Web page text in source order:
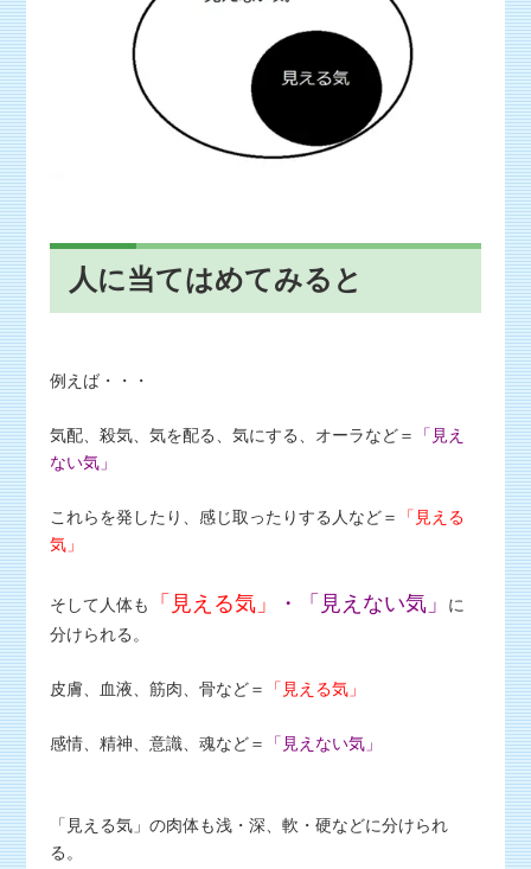
人に当てはめてみると
例えば・・・
気配、殺気、気を配る、気にする、オーラなど＝
「見え
ない気」
これらを発したり、感じ取ったりする人など＝
「見える
気」
そして人体も 「見える気」 ・「見えない気」
に
分けられる。
皮膚、血液、筋肉、骨など＝ 「見える気」
感情、精神、意識、魂など＝ 「見えない気」
「見える気」の肉体も浅・深、軟・硬などに分けられ
る。